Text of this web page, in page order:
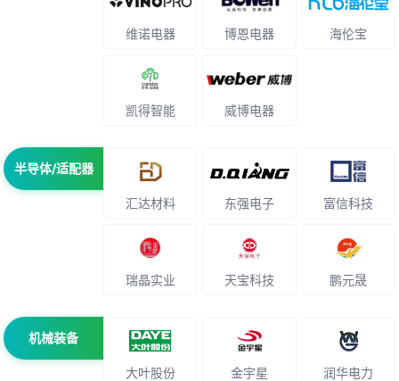
维诺电器 博恩电器 海伦宝
凯得智能 威博电器
半导体/适配器
汇达材料 东强电子 富信科技
瑞晶实业 天宝科技 鹏元晟
机械装备
大叶股份 金宇星 润华电力